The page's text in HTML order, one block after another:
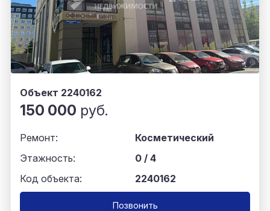
Объект 2240162
150 000 руб.
Ремонт:
Косметический
Этажность:
0 / 4
Код объекта:
2240162
Позвонить